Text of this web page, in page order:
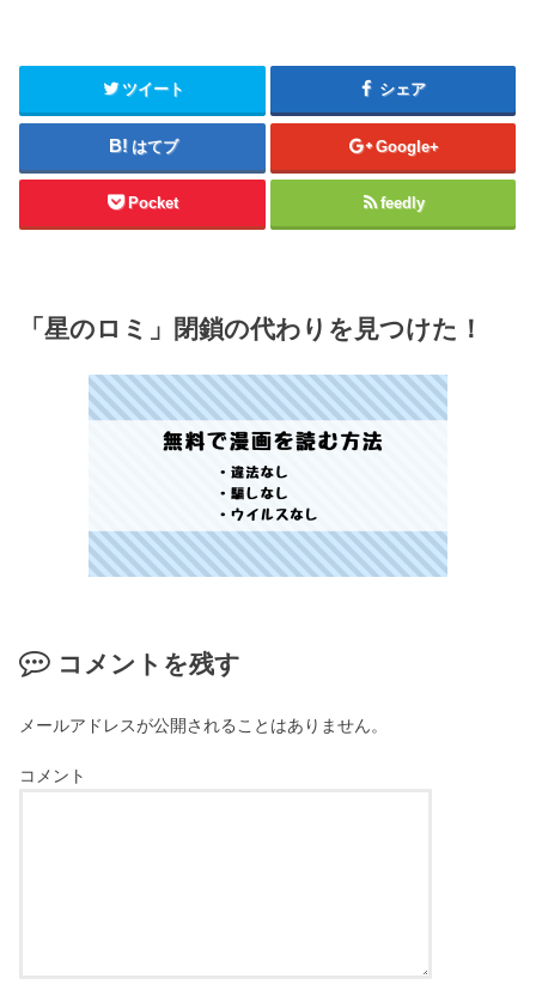
ツイート シェア
はてブ Google+
Pocket feedly
「星のロミ」閉鎖の代わりを見つけた！
コメントを残す
メールアドレスが公開されることはありません。
コメント